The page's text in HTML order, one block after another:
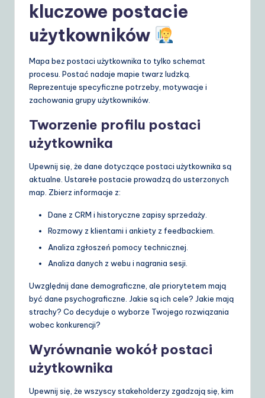
kluczowe postacie
użytkowników
Mapa bez postaci użytkownika to tylko schemat
procesu. Postać nadaje mapie twarz ludzką.
Reprezentuje specyficzne potrzeby, motywacje i
zachowania grupy użytkowników.
Tworzenie profilu postaci
użytkownika
Upewnij się, że dane dotyczące postaci użytkownika są
aktualne. Ustarełe postacie prowadzą do usterzonych
map. Zbierz informacje z:
Dane z CRM i historyczne zapisy sprzedaży.
Rozmowy z klientami i ankiety z feedbackiem.
Analiza zgłoszeń pomocy technicznej.
Analiza danych z webu i nagrania sesji.
Uwzględnij dane demograficzne, ale priorytetem mają
być dane psychograficzne. Jakie są ich cele? Jakie mają
strachy? Co decyduje o wyborze Twojego rozwiązania
wobec konkurencji?
Wyrównanie wokół postaci
użytkownika
Upewnij się, że wszyscy stakeholderzy zgadzają się, kim